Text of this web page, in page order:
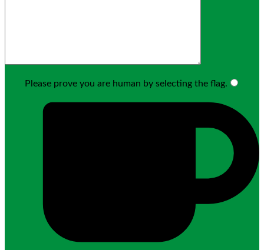
Please prove you are human by selecting theflag.